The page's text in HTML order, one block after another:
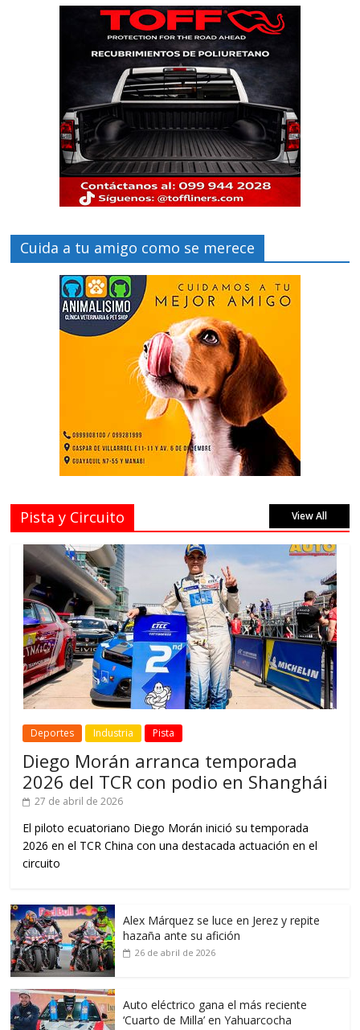
Cuida a tu amigo como se merece
Pista y Circuito View All
Deportes Industria Pista
Diego Morán arranca temporada
2026 del TCR con podio en Shanghái
27 de abril de 2026
El piloto ecuatoriano Diego Morán inició su temporada
2026 en el TCR China con una destacada actuación en el
circuito
Alex Márquez se luce en Jerez y repite
hazaña ante su afición
26 de abril de 2026
Auto eléctrico gana el más reciente
‘Cuarto de Milla’ en Yahuarcocha